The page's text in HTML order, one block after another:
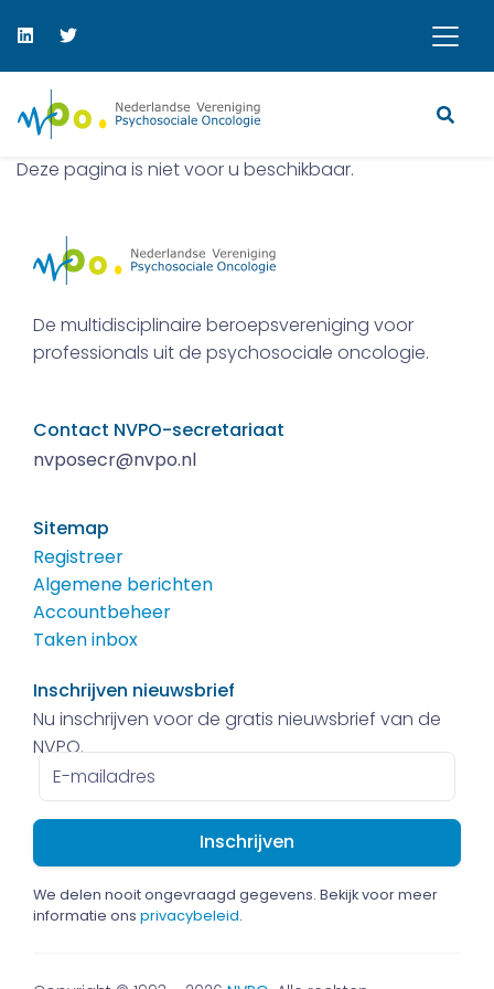
Deze pagina is niet voor u beschikbaar.
De multidisciplinaire beroepsvereniging voor
professionals uit de psychosociale oncologie.
Contact NVPO-secretariaat
nvposecr@nvpo.nl
Sitemap
Registreer
Algemene berichten
Accountbeheer
Taken inbox
Inschrijven nieuwsbrief
Nu inschrijven voor de gratis nieuwsbrief van de
NVPO.
E-
mailadres
We delen nooit ongevraagd gegevens. Bekijk voor meer
informatie ons privacybeleid.